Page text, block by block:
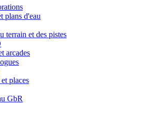
plans d'eau
terrain et des pistes
arcades
places
GbR